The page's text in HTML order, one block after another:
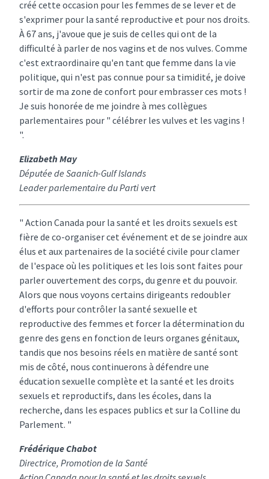
créé cette occasion pour les femmes de se lever et de
s'exprimer pour la santé reproductive et pour nos droits.
À 67 ans, j'avoue que je suis de celles qui ont de la
difficulté à parler de nos vagins et de nos vulves. Comme
c'est extraordinaire qu'en tant que femme dans la vie
politique, qui n'est pas connue pour sa timidité, je doive
sortir de ma zone de confort pour embrasser ces mots !
Je suis honorée de me joindre à mes collègues
parlementaires pour " célébrer les vulves et les vagins !
".
Elizabeth May
Députée de Saanich-Gulf Islands
Leader parlementaire du Parti vert
" Action Canada pour la santé et les droits sexuels est
fière de co-organiser cet événement et de se joindre aux
élus et aux partenaires de la société civile pour clamer
de l'espace où les politiques et les lois sont faites pour
parler ouvertement des corps, du genre et du pouvoir.
Alors que nous voyons certains dirigeants redoubler
d'efforts pour contrôler la santé sexuelle et
reproductive des femmes et forcer la détermination du
genre des gens en fonction de leurs organes génitaux,
tandis que nos besoins réels en matière de santé sont
mis de côté, nous continuerons à défendre une
éducation sexuelle complète et la santé et les droits
sexuels et reproductifs, dans les écoles, dans la
recherche, dans les espaces publics et sur la Colline du
Parlement. "
Frédérique Chabot
Directrice, Promotion de la Santé